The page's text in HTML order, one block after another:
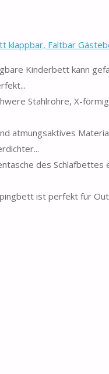
klappbar, Faltbar
Kinderbett kann
Stahlrohre, X-
atmungsaktives
des
ist perfekt für